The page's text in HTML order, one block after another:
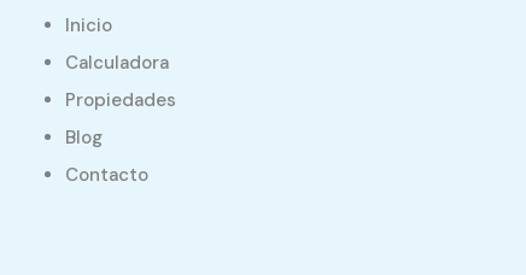
Inicio
Calculadora
Propiedades
Blog
Contacto